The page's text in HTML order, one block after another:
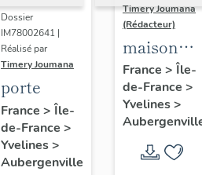
Dossier
IM78002641 |
Réalisé par
Timery Joumana
porte
France > Île-
de-France >
Yvelines>
Aubergenville
Timery Joumana
(Rédacteur)
maison
dite "villa
le Bois
fleuri", 27
avenue
d'Ypres
France > Île-
de-France >
Yvelines>